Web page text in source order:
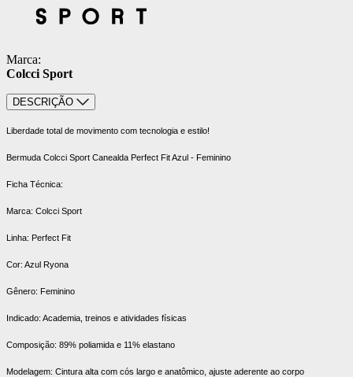
Marca:
Colcci Sport
DESCRIÇÃO
Liberdade total de movimento com tecnologia e estilo!
Bermuda Colcci Sport Canealda Perfect Fit Azul - Feminino
Ficha Técnica:
Marca: Colcci Sport
Linha: Perfect Fit
Cor: Azul Ryona
Gênero: Feminino
Indicado: Academia, treinos e atividades físicas
Composição: 89% poliamida e 11% elastano
Modelagem: Cintura alta com cós largo e anatômico, ajuste aderente ao corpo